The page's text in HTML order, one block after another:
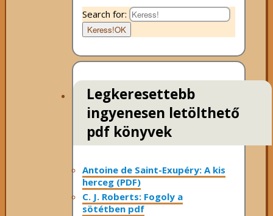
Search for:
Keress!OK
Legkeresettebb
ingyenesen letölthető
pdf könyvek
Antoine de Saint-Exupéry: A kis
herceg (PDF)
C. J. Roberts: Fogoly a
sötétben pdf